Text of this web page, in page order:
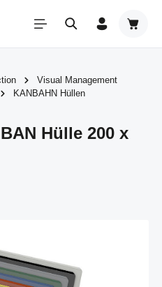
Visual Management
KANBAHN Hüllen
Hülle 200 x